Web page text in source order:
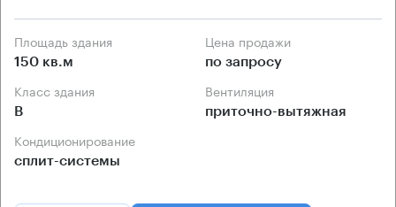
Площадь здания
150 кв.м
Цена продажи
по запросу
Класс здания
B
Вентиляция
приточно-вытяжная
Кондиционирование
сплит-системы